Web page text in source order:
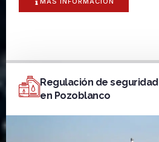
Regulación de
en Pozoblanco